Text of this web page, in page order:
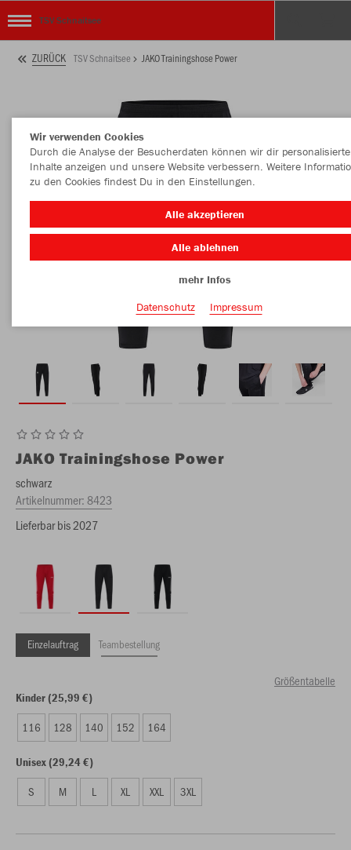
TSV Schnaitsee
ZURÜCK TSV Schnaitsee JAKO Trainingshose Power
JAKO Trainingshose Power
schwarz
Artikelnummer:8423
Lieferbar bis 2027
Einzelauftrag Teambestellung
Größentabelle
Kinder (25,99 €)
116 128 140 152 164
Unisex (29,24 €)
S M L XL XXL 3XL
Wir verwenden Cookies
Durch die Analyse der Besucherdaten können wir dir personalisierte
Inhalte anzeigen und unsere Website verbessern. Weitere
zu den Cookies findest Du in den Einstellungen.
Alle akzeptieren
Alle ablehnen
mehr Infos
Datenschutz
Impressum